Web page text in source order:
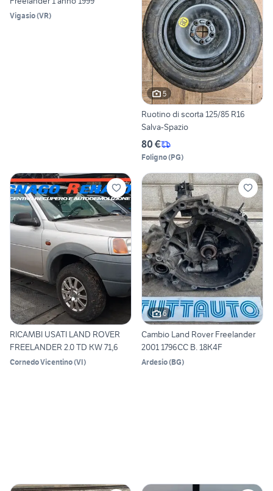
Vigasio(VR)
5
Ruotino di scorta 125/85 R16
Salva-Spazio
80 €
Foligno(PG)
RICAMBI USATI LAND ROVER
FREELANDER 2.0 TD KW 71,6
Cornedo Vicentino(VI)
6
Cambio Land Rover Freelander
2001 1796CC B. 18K4F
Ardesio(BG)